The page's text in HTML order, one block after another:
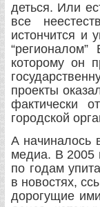
деться. Или
все
истончится и
которому он
проекты
фактически
городской
А начиналось
медиа. В 2005
по годам
в новостях,
дорогущие